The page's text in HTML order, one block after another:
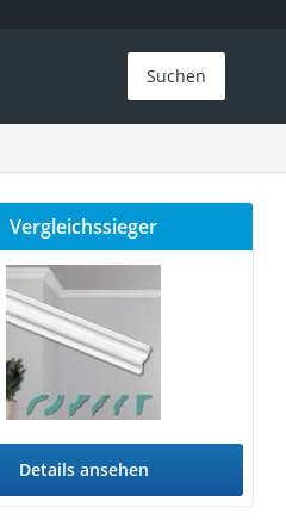
Suchen
Vergleichssieger
Details ansehen